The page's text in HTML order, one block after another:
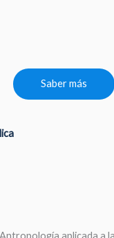
Saber más